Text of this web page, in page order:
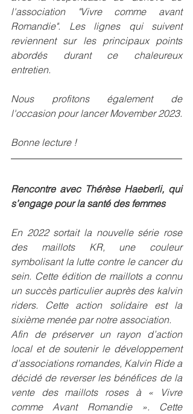
l'association "Vivre comme avant
Romandie". Les lignes qui suivent
reviennent sur les principaux points
abordés durant ce chaleureux
entretien.
Nous profitons également de
l'occasion pour lancer Movember 2023.
Bonne lecture !
Rencontre avec Thérèse Haeberli, qui
s’engage pour la santé des femmes
En 2022 sortait la nouvelle série rose
des maillots KR, une couleur
symbolisant la lutte contre le cancer du
sein. Cette édition de maillots a connu
un succès particulier auprès des kalvin
riders. Cette action solidaire est la
sixième menée par notre association.
Afin de préserver un rayon d’action
local et de soutenir le développement
d’associations romandes, Kalvin Ride a
décidé de reverser les bénéfices de la
vente des maillots roses à «
Vivre
comme Avant Romandie ». Cette